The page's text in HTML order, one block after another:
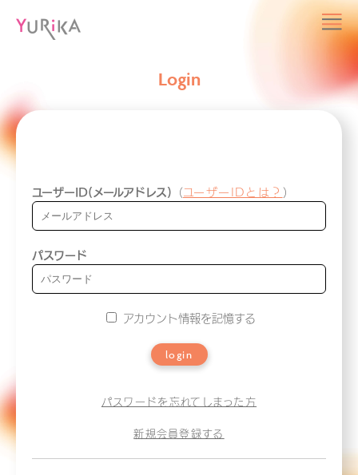
Login
ユーザーID(メールアドレス) （ ユーザーIDとは？ ）
パスワード
アカウント情報を記憶する
login
パスワードを忘れてしまった方
新規会員登録する